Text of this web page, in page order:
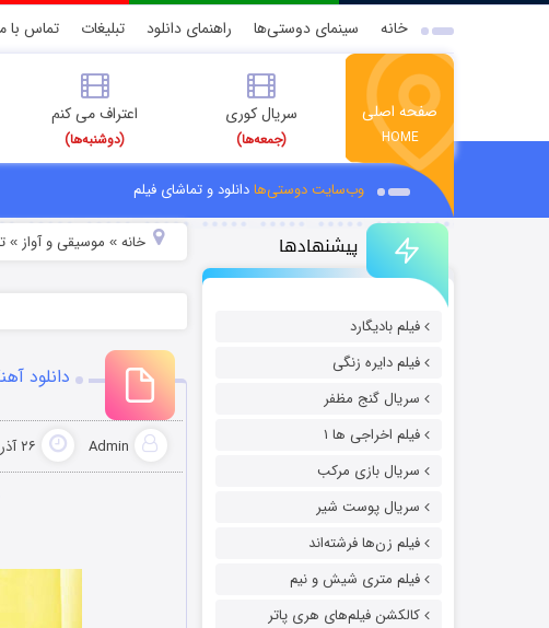
خانه سینمای دوستی‌ها راهنمای دانلود تبلیغات تماس با
صفحه اصلی
HOME
سریال کوری
(جمعه‌ها)
اعتراف می کنم
(دوشنبه‌ها)
وب‌سایت دوستی‌هادانلود و تماشای فیلم
پیشنهادها
فیلم بادیگارد
فیلم دایره زنگی
سریال گنج مظفر
فیلم اخراجی ها ۱
سریال بازی مرکب
سریال پوست شیر
فیلم زن‌ها فرشته‌اند
فیلم متری شیش و نیم
کالکشن فیلم‌های هری پاتر
خانه» موسیقی و آواز »
دانلود
Admin ۲۶ آذر ۱۳۹۶